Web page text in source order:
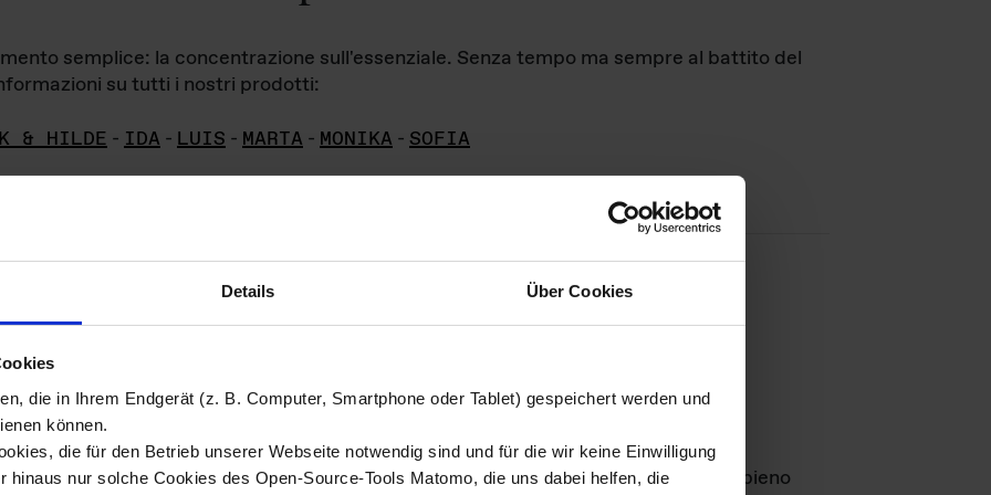
Details Über Cookies
die in Ihrem Endgerät (z. B. Computer, Smartphone oder Tablet) gespeichert werden und
können.
die für den Betrieb unserer Webseite notwendig sind und für die wir keine Einwilligung
hinaus nur solche Cookies des Open-Source-Tools Matomo, die uns dabei helfen, die
semplice: la concentrazione sull'essenziale. Senza tempo ma sempre al battito del
su tutti i nostri prodotti:
& HILDE - IDA - LUIS - MARTA - MONIKA - SOFIA
di immagini
materiale fotografico sono detenuti daDas ganze LebenGmbH e rimangono in pieno